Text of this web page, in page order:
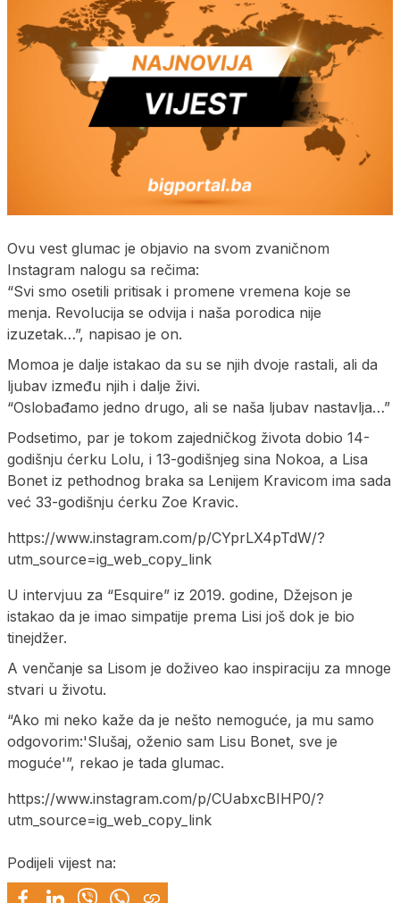
Ovu vest glumac je objavio na svom zvaničnom
Instagram nalogu sa rečima:
“Svi smo osetili pritisak i promene vremena koje se
menja. Revolucija se odvija i naša porodica nije
izuzetak…”, napisao je on.
Momoa je dalje istakao da su se njih dvoje rastali, ali da
ljubav između njih i dalje živi.
“Oslobađamo jedno drugo, ali se naša ljubav nastavlja…”
Podsetimo, par je tokom zajedničkog života dobio 14-
godišnju ćerku Lolu, i 13-godišnjeg sina Nokoa, a Lisa
Bonet iz pethodnog braka sa Lenijem Kravicom ima sada
već 33-godišnju ćerku Zoe Kravic.
https://www.instagram.com/p/CYprLX4pTdW/?
utm_source=ig_web_copy_link
U intervjuu za “Esquire” iz 2019. godine, Džejson je
istakao da je imao simpatije prema Lisi još dok je bio
tinejdžer.
A venčanje sa Lisom je doživeo kao inspiraciju za mnoge
stvari u životu.
“Ako mi neko kaže da je nešto nemoguće, ja mu samo
odgovorim:'Slušaj, oženio sam Lisu Bonet, sve je
moguće'”, rekao je tada glumac.
https://www.instagram.com/p/CUabxcBIHP0/?
utm_source=ig_web_copy_link
Podijeli vijest na: